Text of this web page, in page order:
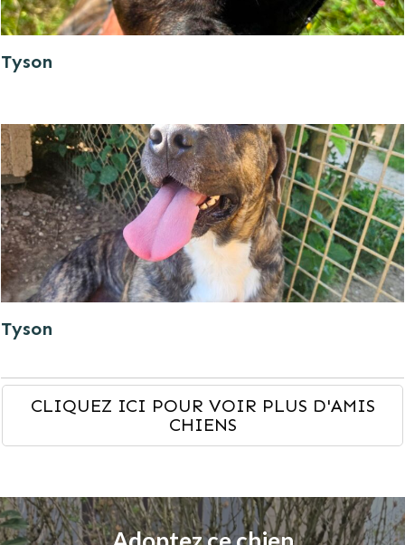
Tyson
Tyson
CLIQUEZ ICI POUR VOIR PLUS D'AMIS
CHIENS